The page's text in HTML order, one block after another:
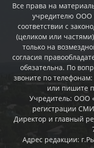
Все права на
учредителю ООО
соответствии с
(целиком или
только на
согласия
обязательна. По
звоните по телефонам:
или пишите
Учредитель: ООО
регистрации
Директор и главный
Адрес редакции: